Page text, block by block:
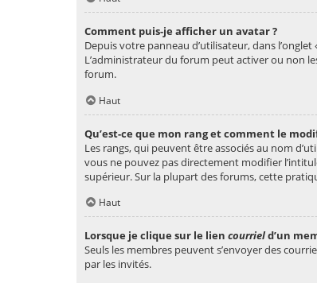
Comment puis-je afficher un avatar ?
Depuis votre panneau d’utilisateur, dans
L’administrateur du forum peut activer ou non
forum.
Haut
Qu’est-ce que mon rang et comment le
Les rangs, qui peuvent être associés au nom
vous ne pouvez pas directement modifier
supérieur. Sur la plupart des forums, cette
Haut
Lorsque je clique sur le lien courrield’un
Seuls les membres peuvent s’envoyer des
par les invités.